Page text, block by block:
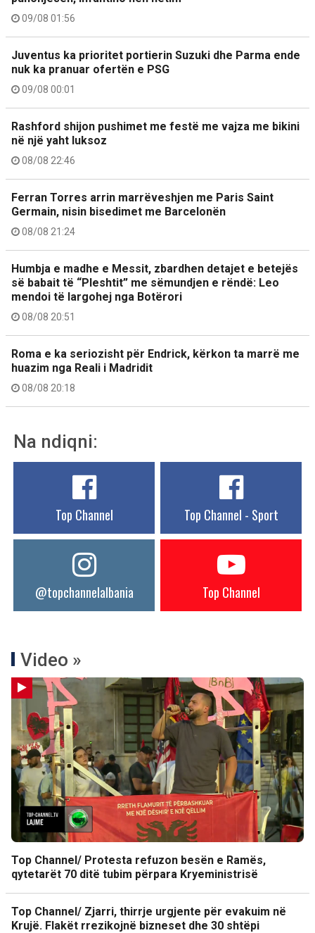
09/08 01:56
Juventus ka prioritet portierin Suzuki dhe Parma ende
nuk ka pranuar ofertën e PSG
09/08 00:01
Rashford shijon pushimet me festë me vajza me bikini
në një yaht luksoz
08/08 22:46
Ferran Torres arrin marrëveshjen me Paris Saint
Germain, nisin bisedimet me Barcelonën
08/08 21:24
Humbja e madhe e Messit, zbardhen detajet e betejës
së babait të “Pleshtit” me sëmundjen e rëndë: Leo
mendoi të largohej nga Botërori
08/08 20:51
Roma e ka seriozisht për Endrick, kërkon ta marrë me
huazim nga Reali i Madridit
08/08 20:18
Na ndiqni:
Top Channel Top Channel - Sport
@topchannelalbania Top Channel
Video »
Top Channel/ Protesta refuzon besën e Ramës,
qytetarët 70 ditë tubim përpara Kryeministrisë
Top Channel/ Zjarri, thirrje urgjente për evakuim në
Krujë. Flakët rrezikojnë bizneset dhe 30 shtëpi